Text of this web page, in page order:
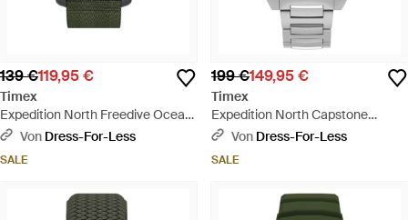
139 €119,95 €
Timex
Expedition North Freedive Ocean
Herrenuhr Tw2V40400 - Grün
Von Dress-For-Less
SALE
199 €149,95 €
Timex
Expedition North Capstone
Herren Armbanduhr Tw2Y61300 -
Von Dress-For-Less
SALE